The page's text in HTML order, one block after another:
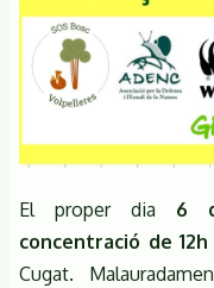
El proper dia 6
concentració de 12h
Cugat.